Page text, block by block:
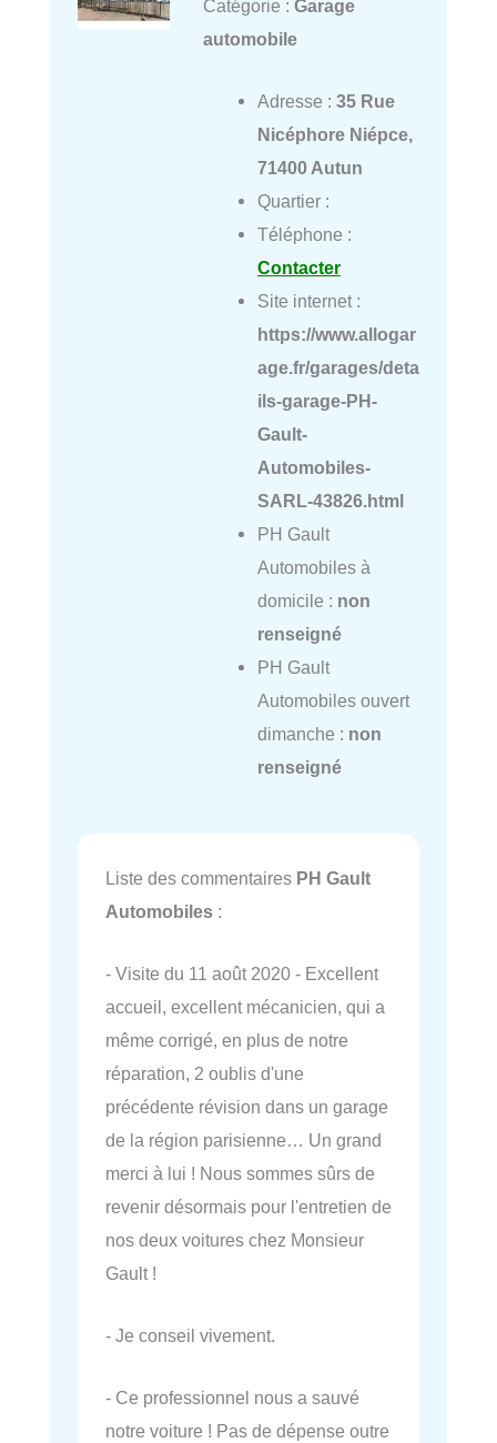
Catégorie : Garage
automobile
Adresse : 35 Rue
Nicéphore Niépce,
71400 Autun
Quartier :
Téléphone :
Contacter
Site internet :
https://www.allogar
age.fr/garages/deta
ils-garage-PH-
Gault-
Automobiles-
SARL-43826.html
PH Gault
Automobiles à
domicile : non
renseigné
PH Gault
Automobiles ouvert
dimanche : non
renseigné
Liste des commentaires PH Gault
Automobiles :
- Visite du 11 août 2020 - Excellent
accueil, excellent mécanicien, qui a
même corrigé, en plus de notre
réparation, 2 oublis d'une
précédente révision dans un garage
de la région parisienne… Un grand
merci à lui ! Nous sommes sûrs de
revenir désormais pour l'entretien de
nos deux voitures chez Monsieur
Gault !
- Je conseil vivement.
- Ce professionnel nous a sauvé
notre voiture ! Pas de dépense outre